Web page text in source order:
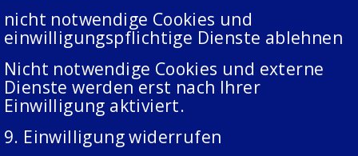
nicht notwendige Cookies und
einwilligungspflichtige Dienste ablehnen
Nicht notwendige Cookies und externe
Dienste werden erst nach Ihrer
Einwilligung aktiviert.
9. Einwilligung widerrufen